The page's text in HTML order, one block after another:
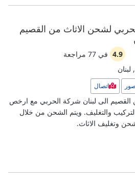
لشحن الاثاث من القصيم
4.9 في 77 مراجعة
اتصال
الى لبنان شركة الحربي مع ارخص
والتغليف. ويتم الشحن من خلال
وتغليف الاثاث.